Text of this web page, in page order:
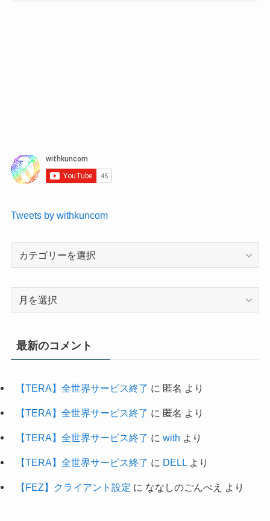
Tweets by withkuncom
最新のコメント
【TERA】全世界サービス終了 に 匿名 より
【TERA】全世界サービス終了 に 匿名 より
【TERA】全世界サービス終了 に with より
【TERA】全世界サービス終了 に DELLより
【FEZ】クライアント設定 に ななしのごんべえ より